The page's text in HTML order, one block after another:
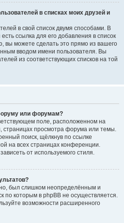
в списках моих друзей и
в свой список двумя способами. В
ссылка для его добавления в список
вы можете сделать это прямо из вашего
вводом имени пользователя. Вы
из соответствующих списков на той
или форумам?
поле, расположенном на
страницах просмотра форума или темы.
поиск, щёлкнув по ссылке
на всех страницах конференции.
от используемого стиля.
был слишком неопределённым и
по которым в phpBB не осуществляется.
возможности расширенного